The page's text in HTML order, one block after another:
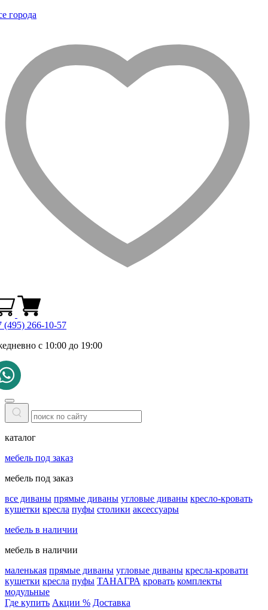
города
(495) 266-10-57
с 10:00 до 19:00
каталог
мебель под заказ
мебель под заказ
все диваны прямые диваны угловые диваны кресло-кровать
кушетки кресла пуфы столики аксессуары
мебель в наличии
мебель в наличии
маленькая прямые диваны угловые диваны кресла-кровати
кушетки кресла пуфы ТАНАГРА кровать комплекты
модульные
Где купить Акции % Доставка